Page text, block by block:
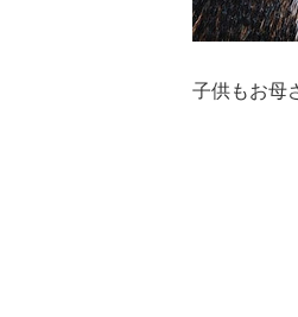
子供もお母